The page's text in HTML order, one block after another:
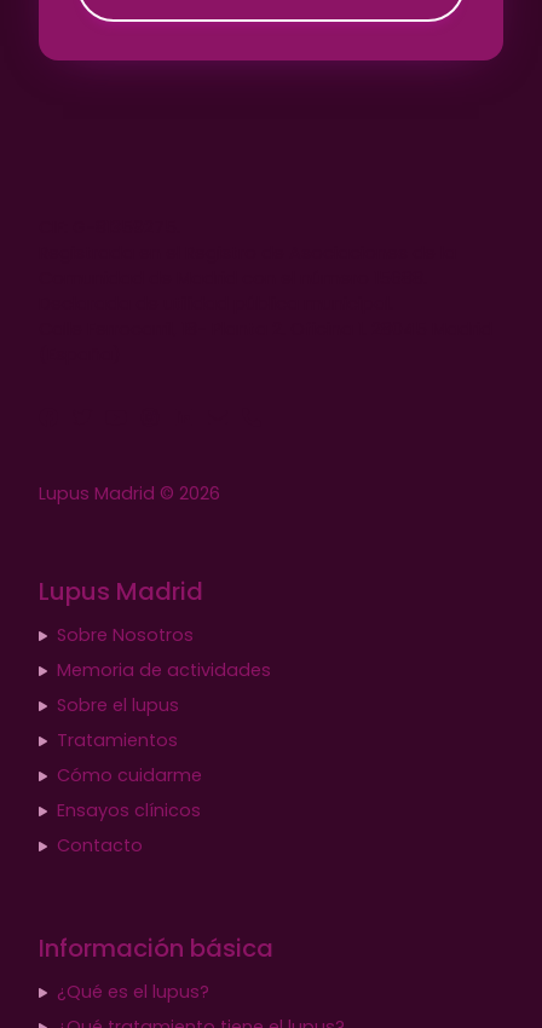
Lupus Madrid © 2026
Lupus Madrid
Sobre Nosotros
Memoria de actividades
Sobre el lupus
Tratamientos
Cómo cuidarme
Ensayos clínicos
Contacto
Información básica
¿Qué es el lupus?